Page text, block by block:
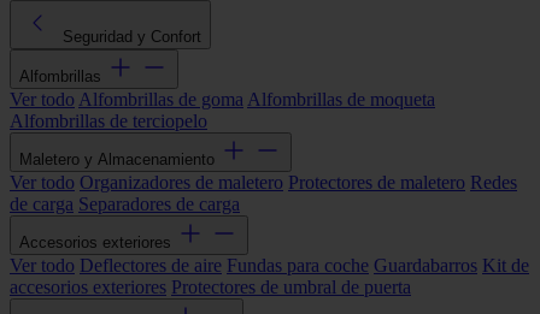
Seguridad y Confort
Alfombrillas
Ver todo Alfombrillas de goma Alfombrillas de moqueta
Alfombrillas de terciopelo
Maletero y Almacenamiento
Ver todo Organizadores de maletero Protectores de maletero Redes
de carga Separadores de carga
Accesorios exteriores
Ver todo Deflectores de aire Fundas para coche Guardabarros Kit de
accesorios exteriores Protectores de umbral de puerta